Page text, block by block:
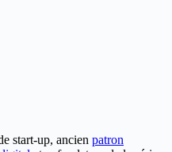
start-up, ancien patron